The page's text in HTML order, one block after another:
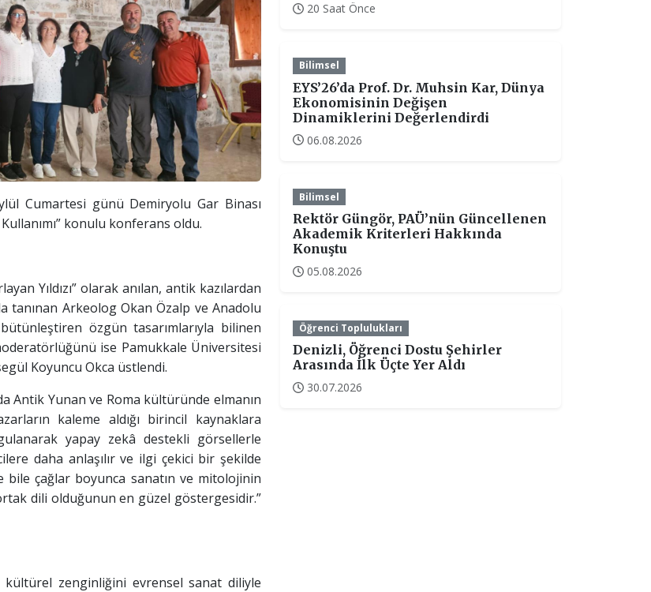
Cumartesi günü Demiryolu Gar Binası
konulu konferans oldu.
Yıldızı” olarak anılan, antik kazılardan
tanınan Arkeolog Okan Özalp ve Anadolu
özgün tasarımlarıyla bilinen
ise Pamukkale Üniversitesi
Koyuncu Okca üstlendi.
Antik Yunan ve Roma kültüründe elmanın
kaleme aldığı birincil kaynaklara
yapay zekâ destekli görsellerle
daha anlaşılır ve ilgi çekici bir şekilde
bile çağlar boyunca sanatın ve mitolojinin
dili olduğunun en güzel göstergesidir.”
kültürel zenginliğini evrensel sanat diliyle
20 Saat Önce
Bilimsel
EYS’26’da Prof. Dr. Muhsin Kar, Dünya
Ekonomisinin Değişen
Dinamiklerini Değerlendirdi
06.08.2026
Bilimsel
Rektör Güngör, PAÜ’nün Güncellenen
Akademik Kriterleri Hakkında
Konuştu
05.08.2026
Öğrenci Toplulukları
Denizli, Öğrenci Dostu Şehirler
Arasında İlk Üçte Yer Aldı
30.07.2026